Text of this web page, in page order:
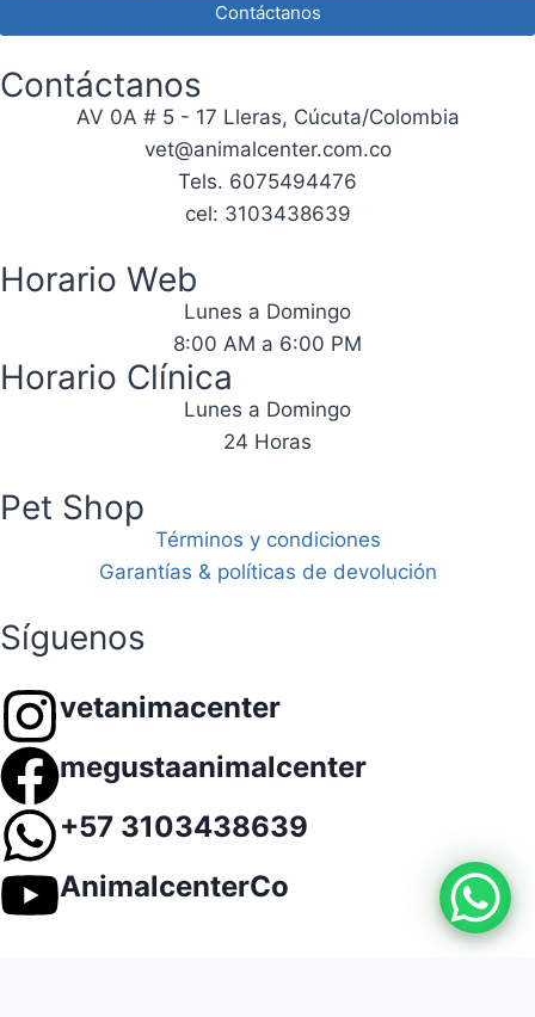
Contáctanos
Contáctanos
AV 0A # 5 - 17 Lleras, Cúcuta/Colombia
vet@animalcenter.com.co
Tels. 6075494476
cel: 3103438639
Horario Web
Lunes a Domingo
8:00 AM a 6:00 PM
Horario Clínica
Lunes a Domingo
24 Horas
Pet Shop
Términos y condiciones
Garantías & políticas de devolución
Síguenos
vetanimacenter
megustaanimalcenter
+57 3103438639
AnimalcenterCo